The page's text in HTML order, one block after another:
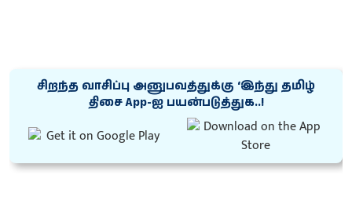
சிறந்த வாசிப்பு அனுபவத்துக்கு ‘இந்து தமிழ்
திசை App-ஐ பயன்படுத்துக..!